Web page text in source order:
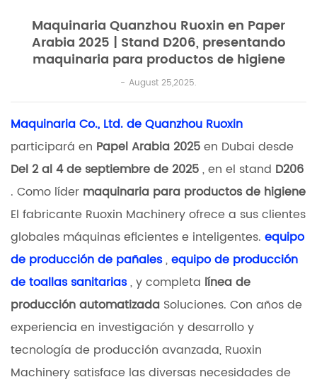
Maquinaria Quanzhou Ruoxin en Paper
Arabia 2025 | Stand D206, presentando
maquinaria para productos de higiene
August 25,2025.
Maquinaria Co., Ltd. de Quanzhou Ruoxin
participará en Papel Arabia 2025en Dubai desde
Del 2 al 4 de septiembre de 2025, en el stand D206
. Como líder maquinaria para productos de higiene
El fabricante Ruoxin Machinery ofrece a sus clientes
globales máquinas eficientes e inteligentes. equipo
de producción de pañales,equipo de producción
de toallas sanitarias, y completa línea de
producción automatizada Soluciones. Con años de
experiencia en investigación y desarrollo y
tecnología de producción avanzada, Ruoxin
Machinery satisface las diversas necesidades de